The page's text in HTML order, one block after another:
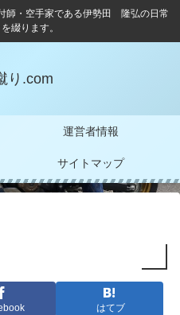
師・空手家である伊勢田 隆弘の日常
綴ります。
り.com
運営者情報
サイトマップ
はてブ